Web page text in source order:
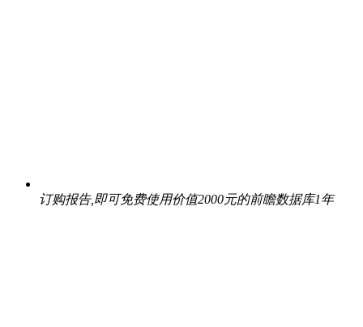
订购报告,即可免费使用价值2000元的前瞻数据库1年